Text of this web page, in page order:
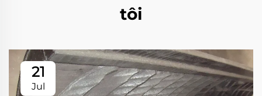
tôi
21
Jul